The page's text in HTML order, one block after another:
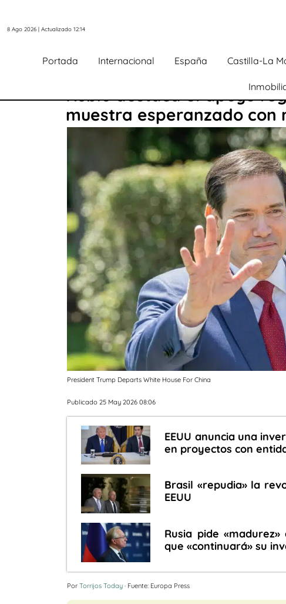
8 Ago 2026 | Actualizado 12:14
Portada Internacional España Castilla-La
Rubio destaca el apoyo
muestra esperanzado con
President Trump Departs White House For China
Publicado 25 May 2026 08:06
EEUU anuncia una
en proyectos con
Brasil «repudia» la
EEUU
Rusia pide
que «continuará» su
Por Torrijos Today · Fuente: Europa Press